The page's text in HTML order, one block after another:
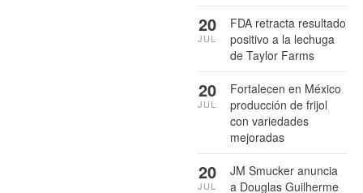
FDA retracta resultado
positivo a la lechuga
de Taylor Farms
20
JUL
Fortalecen en México
producción de frijol
con variedades
mejoradas
20
JUL
JM Smucker anuncia
a Douglas Guilherme
20
JUL